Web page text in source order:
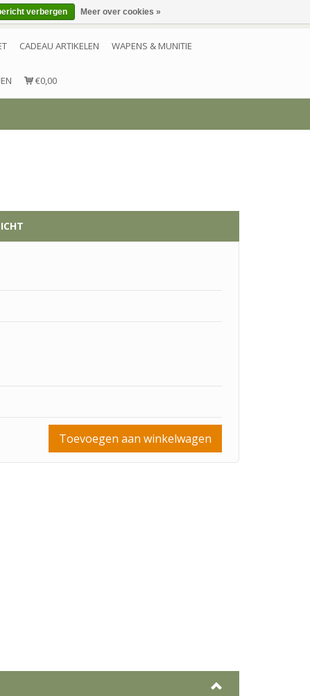
Inloggen Account aanmaken
CADEAU ARTIKELEN WAPENS & MUNITIE
€0,00
Toevoegen aan winkelwagen
verbergen Meer over cookies »